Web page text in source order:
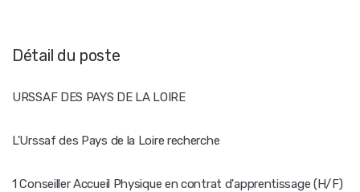
Détail du poste
URSSAF DES PAYS DE LA LOIRE
L'Urssaf des Pays de la Loire recherche
1 Conseiller Accueil Physique en contrat d'apprentissage (H/F)